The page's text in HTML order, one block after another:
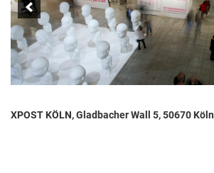
n
XPOST KÖLN, Gladbacher Wall 5, 50670 Köln